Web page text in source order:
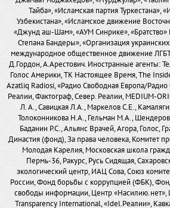
Тайба», «Исламская партия Туркестана»,
Узбекистана», «Исламское движение
«Джунд аш-Шам», «АУМ Синрике», «Братство»
Степана Бандеры», «Организация
международное общественное движение
Д.Гордон, А.Арестович. Иностранные агенты:
Голос Америки, ТК Настоящее Время, The
Azatliq Radiosi, «Радио Свободная Европа/Радио
Реалии, Фактограф, Север. Реалии, MEDIUM-
Л. А., Савицкая Л.А., Маркелов С.Е.,
Толоконникова Н.А., Гельман М.А.,
Баданин Р.С., Альянс Врачей, Агора, Голос,
Династия (фонд), За права человека, Комитет
Молодая Карелия, Московская школа
Пермь-36, Ракурс, Русь Сидящая,
экологический центр, ИАЦ Сова, Союз
России, Фонд борьбы с коррупцией (ФБК),
свободы информации, Центр
Transparency International, «Idel.Реалии»,